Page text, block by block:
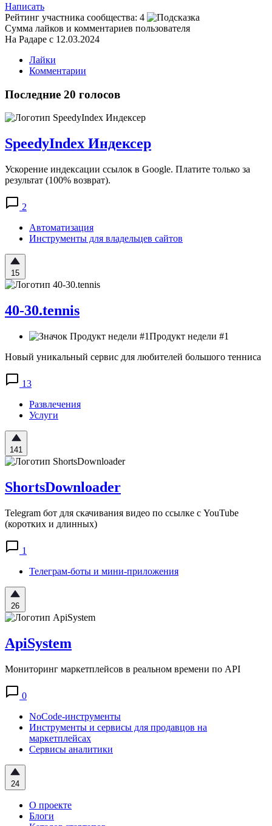
Написать
Рейтинг участника сообщества: 4
Сумма лайков и комментариев пользователя
На Радаре с 12.03.2024
Лайки
Комментарии
Последние 20 голосов
SpeedyIndex Индексер
Ускорение индексации ссылок в Google. Платите только за
результат (100% возврат).
2
Автоматизация
Инструменты для владельцев сайтов
15
40-30.tennis
Продукт недели #1
Новый уникальный сервис для любителей большого тенниса
13
Развлечения
Услуги
141
ShortsDownloader
Telegram бот для скачивания видео по ссылке с YouTube
(коротких и длинных)
1
Телеграм-боты и мини-приложения
26
ApiSystem
Мониторинг маркетплейсов в реальном времени по API
0
NoCode-инструменты
Инструменты и сервисы для продавцов на
маркетплейсах
Сервисы аналитики
24
О проекте
Блоги